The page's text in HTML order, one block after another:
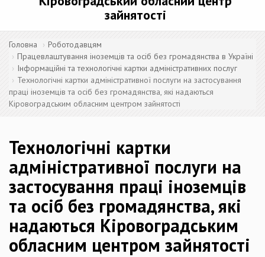
зайнятості
Головна
Роботодавцям
Працевлаштування іноземців та осіб без громадянства в Україні
Інформаційні та технологічні картки адміністративних послуг
Технологічні картки адміністративної послуги на застосування
праці іноземців та осіб без громадянства, які надаються
Кіровоградським обласним центром зайнятості
Технологічні картки
адміністративної послуги на
застосування праці іноземців
та осіб без громадянства, які
надаються Кіровоградським
обласним центром зайнятості